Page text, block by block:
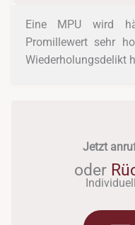
Eine MPU wird
Promillewert sehr
Wiederholungsdelikt
Jetzt
oder